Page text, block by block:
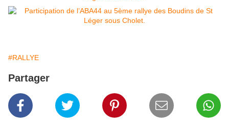
#RALLYE
Partager